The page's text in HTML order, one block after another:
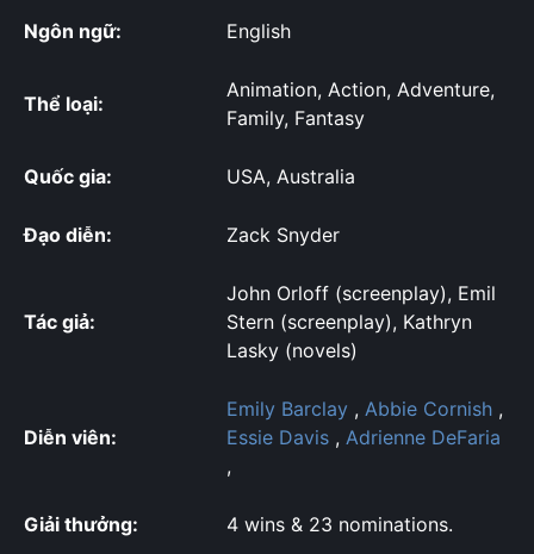
Ngôn ngữ: English
Thể loại:
Animation, Action, Adventure,
Family, Fantasy
Quốc gia: USA, Australia
Đạo diễn: Zack Snyder
Tác giả:
John Orloff (screenplay), Emil
Stern (screenplay), Kathryn
Lasky (novels)
Diễn viên:
Emily Barclay , Abbie Cornish ,
Essie Davis , Adrienne DeFaria
,
Giải thưởng: 4 wins & 23 nominations.